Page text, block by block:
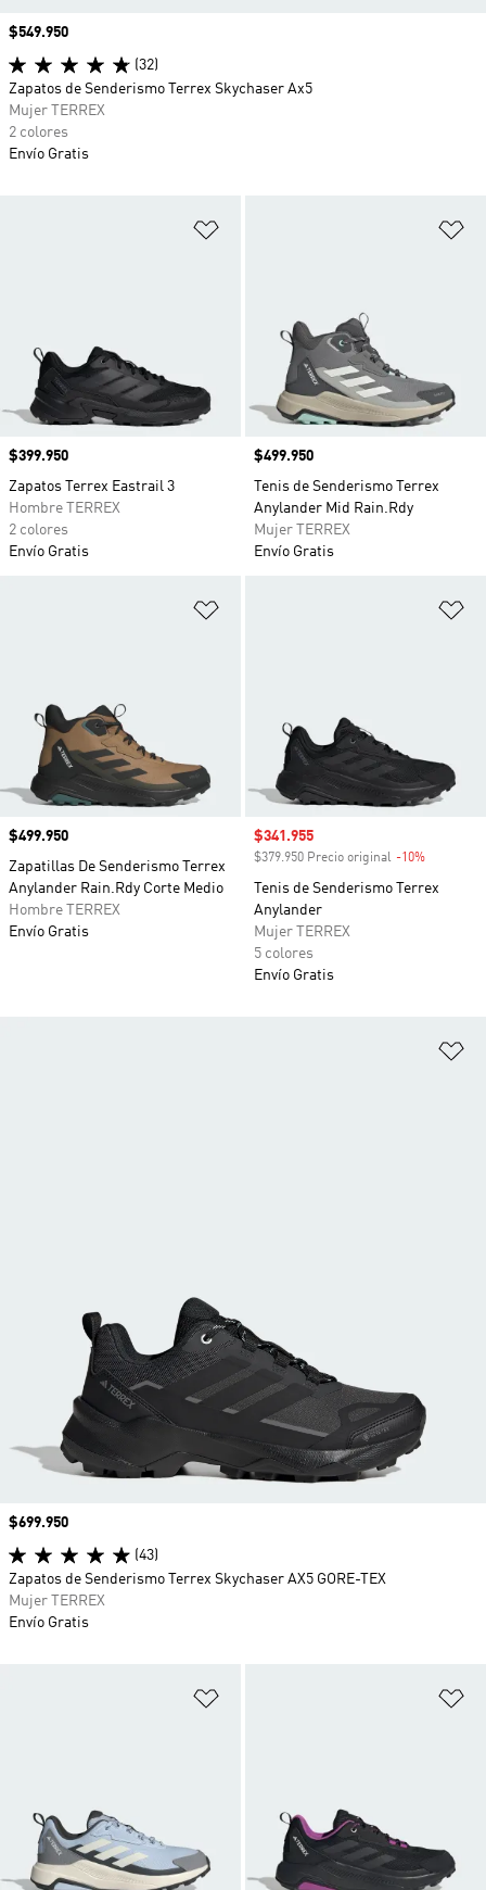
Precio
$399.950
Zapatos Terrex Eastrail 3
Hombre TERREX
2 colores
Envío Gratis
Precio
$499.950
Tenis de Senderismo Terrex
Anylander Mid Rain.Rdy
Mujer TERREX
Envío Gratis
Precio
$499.950
Zapatillas De Senderismo Terrex
Anylander Rain.Rdy Corte Medio
Hombre TERREX
Envío Gratis
Precio de venta
$341.955
$379.950 Precio original -10%
Tenis de Senderismo Terrex
Anylander
Mujer TERREX
5 colores
Envío Gratis
Precio
$549.950
(32)
Zapatos de Senderismo Terrex Skychaser Ax5
Mujer TERREX
2 colores
Envío Gratis
Precio
$699.950
(43)
Zapatos de Senderismo Terrex Skychaser AX5 GORE-TEX
Mujer TERREX
Envío Gratis